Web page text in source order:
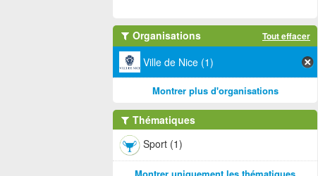
Organisations Tout effacer
Ville de Nice (1)
Montrer plus d'organisations
Thématiques
Sport (1)